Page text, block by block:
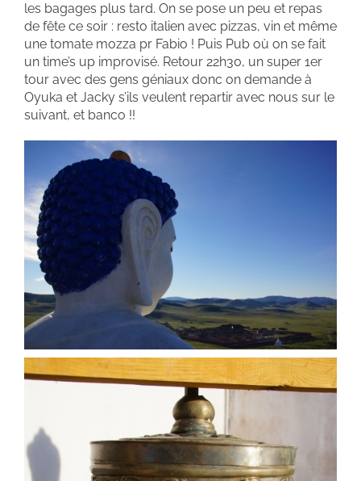
les bagages plus tard. On se pose un peu et repas
de fête ce soir : resto italien avec pizzas, vin et même
une tomate mozza pr Fabio ! Puis Pub où on se fait
un time’s up improvisé. Retour 22h30, un super 1er
tour avec des gens géniaux donc on demande à
Oyuka et Jacky s’ils veulent repartir avec nous sur le
suivant, et banco !!